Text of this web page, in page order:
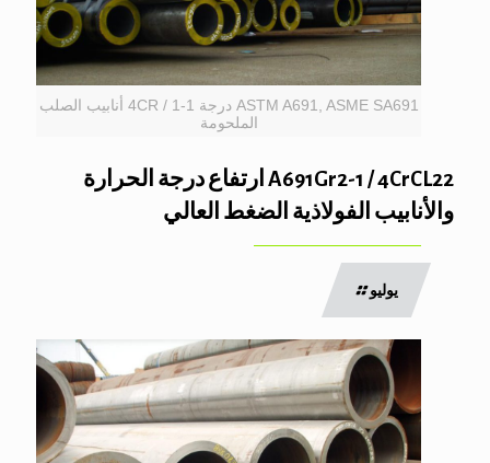
ASTM A691, ASME SA691 درجة 1-1 / 4CR أنابيب الصلب
الملحومة
A691Gr2-1 / 4CrCL22 ارتفاع درجة الحرارة
والأنابيب الفولاذية الضغط العالي
يوليو